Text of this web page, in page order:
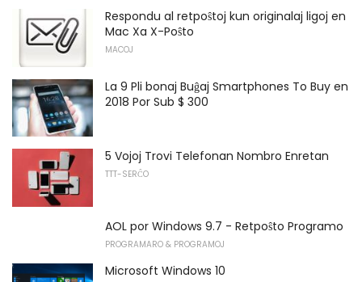
Respondu al retpoŝtoj kun originalaj ligoj en
Mac Xa X-Poŝto
MACOJ
La 9 Pli bonaj Buĝaj Smartphones To Buy en
2018 Por Sub $ 300
5 Vojoj Trovi Telefonan Nombro Enretan
TTT-SERĈO
AOL por Windows 9.7 - Retpoŝto Programo
PROGRAMARO & PROGRAMOJ
Microsoft Windows 10